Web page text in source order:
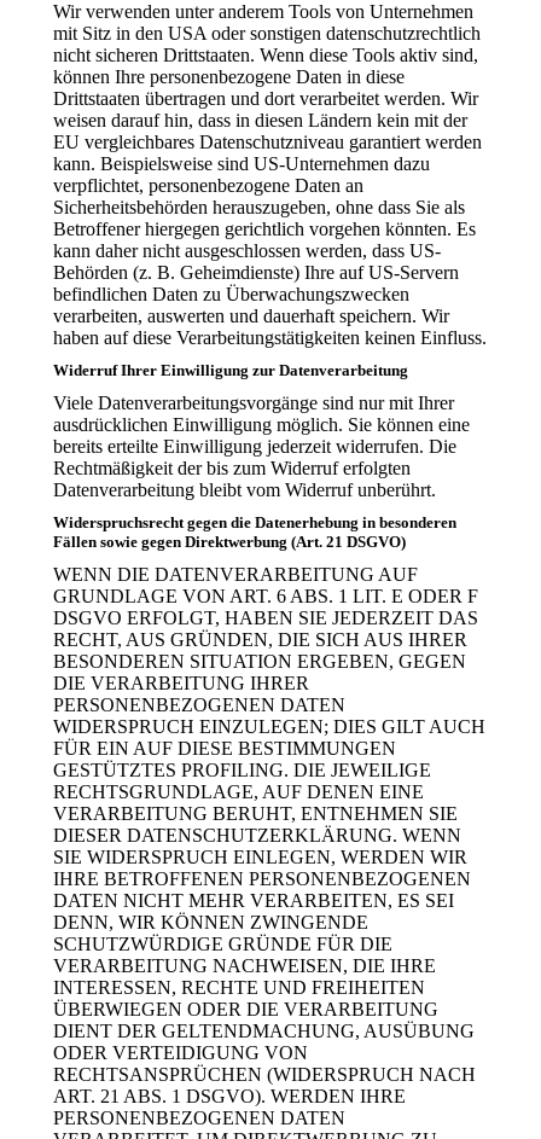
Wir verwenden unter anderem Tools von Unternehmen
mit Sitz in den USA oder sonstigen datenschutzrechtlich
nicht sicheren Drittstaaten. Wenn diese Tools aktiv sind,
können Ihre personenbezogene Daten in diese
Drittstaaten übertragen und dort verarbeitet werden. Wir
weisen darauf hin, dass in diesen Ländern kein mit der
EU vergleichbares Datenschutzniveau garantiert werden
kann. Beispielsweise sind US-Unternehmen dazu
verpflichtet, personenbezogene Daten an
Sicherheitsbehörden herauszugeben, ohne dass Sie als
Betroffener hiergegen gerichtlich vorgehen könnten. Es
kann daher nicht ausgeschlossen werden, dass US-
Behörden (z. B. Geheimdienste) Ihre auf US-Servern
befindlichen Daten zu Überwachungszwecken
verarbeiten, auswerten und dauerhaft speichern. Wir
haben auf diese Verarbeitungstätigkeiten keinen Einfluss.
Widerruf Ihrer Einwilligung zur Datenverarbeitung
Viele Datenverarbeitungsvorgänge sind nur mit Ihrer
ausdrücklichen Einwilligung möglich. Sie können eine
bereits erteilte Einwilligung jederzeit widerrufen. Die
Rechtmäßigkeit der bis zum Widerruf erfolgten
Datenverarbeitung bleibt vom Widerruf unberührt.
Widerspruchsrecht gegen die Datenerhebung in besonderen
Fällen sowie gegen Direktwerbung (Art. 21 DSGVO)
WENN DIE DATENVERARBEITUNG AUF
GRUNDLAGE VON ART. 6 ABS. 1 LIT. E ODER F
DSGVO ERFOLGT, HABEN SIE JEDERZEIT DAS
RECHT, AUS GRÜNDEN, DIE SICH AUS IHRER
BESONDEREN SITUATION ERGEBEN, GEGEN
DIE VERARBEITUNG IHRER
PERSONENBEZOGENEN DATEN
WIDERSPRUCH EINZULEGEN; DIES GILT AUCH
FÜR EIN AUF DIESE BESTIMMUNGEN
GESTÜTZTES PROFILING. DIE JEWEILIGE
RECHTSGRUNDLAGE, AUF DENEN EINE
VERARBEITUNG BERUHT, ENTNEHMEN SIE
DIESER DATENSCHUTZERKLÄRUNG. WENN
SIE WIDERSPRUCH EINLEGEN, WERDEN WIR
IHRE BETROFFENEN PERSONENBEZOGENEN
DATEN NICHT MEHR VERARBEITEN, ES SEI
DENN, WIR KÖNNEN ZWINGENDE
SCHUTZWÜRDIGE GRÜNDE FÜR DIE
VERARBEITUNG NACHWEISEN, DIE IHRE
INTERESSEN, RECHTE UND FREIHEITEN
ÜBERWIEGEN ODER DIE VERARBEITUNG
DIENT DER GELTENDMACHUNG, AUSÜBUNG
ODER VERTEIDIGUNG VON
RECHTSANSPRÜCHEN (WIDERSPRUCH NACH
ART. 21 ABS. 1 DSGVO). WERDEN IHRE
PERSONENBEZOGENEN DATEN